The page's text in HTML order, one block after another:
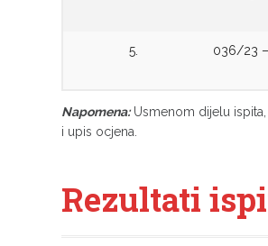
5. 036/23
Napomena: Usmenom dijelu
i upis ocjena.
Rezultati